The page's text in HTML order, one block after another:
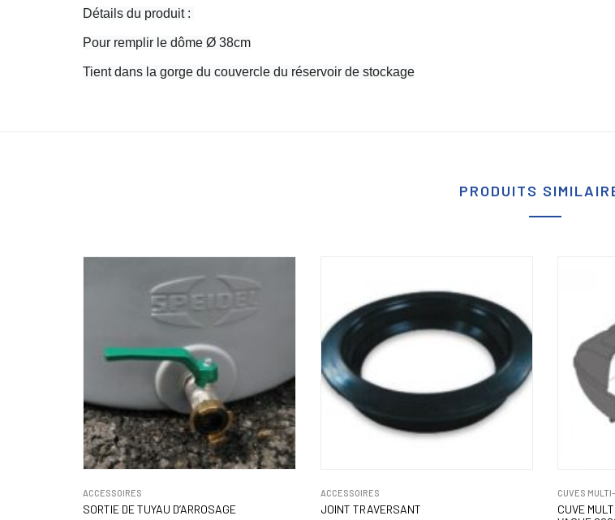
Détails du produit :
Pour remplir le dôme Ø 38cm
Tient dans la gorge du couvercle du réservoir de stockage
PRODUITS
ACCESSOIRES
SORTIE DE TUYAU D’ARROSAGE
ACCESSOIRES
JOINT TRAVERSANT
CUVES
CUVE